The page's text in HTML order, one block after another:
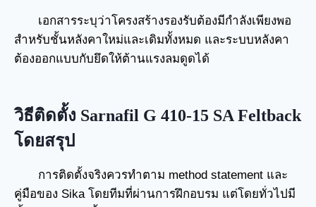
เอกสารระบุว่าโครงสร้างรองรับต้องมีกำลังเพียงพอ
สำหรับชั้นหลังคาใหม่และเดิมทั้งหมด และระบบหลังคา
ต้องออกแบบกับยึดให้ต้านแรงลมดูดได้
วิธีติดตั้ง Sarnafil G 410-15 SA Feltback
โดยสรุป
การติดตั้งจริงควรทำตาม method statement และ
คู่มือของ Sika โดยทีมที่ผ่านการฝึกอบรม แต่โดยทั่วไปมี